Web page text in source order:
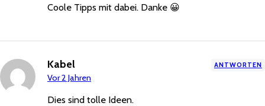
Das „Echte-Person“-Abzeichen!
CleanTalk
Coole Tipps mit dabei. Danke 😀
Kabel
Vor 2 Jahren
ANTWORTEN
Dies sind tolle Ideen.